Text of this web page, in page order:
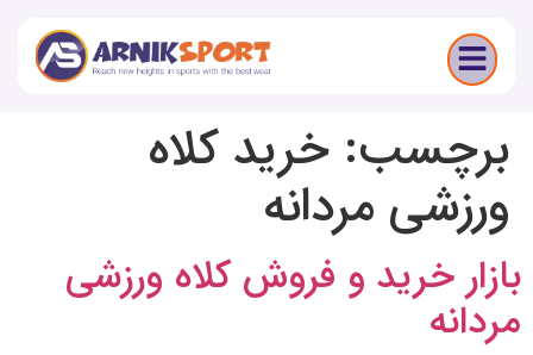
برچسب: خرید کلاه
ورزشی مردانه
بازار خرید و فروش کلاه ورزشی
مردانه